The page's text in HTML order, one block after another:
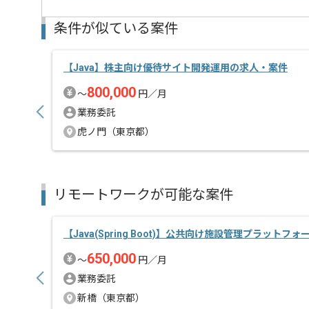
条件が似ている案件
【Java】株主向け優待サイト開発運用の求人・案件
〜800,000 円／月
業務委託
虎ノ門（東京都）
リモートワークが可能な案件
【Java(Spring Boot)】公共向け施設管理プラットフォ
〜650,000 円／月
業務委託
新橋（東京都）